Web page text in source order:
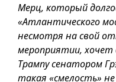
Мерц, который
«Атлантического
несмотря на свой
мероприятии, хочет
Трампу сенатором
такая «смелость»